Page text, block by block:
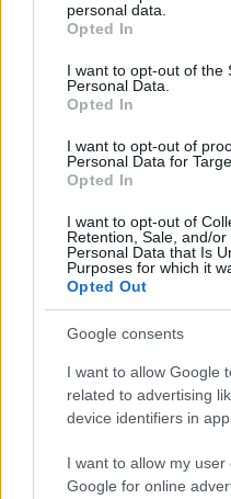
grant or deny consent to
use your data for below
consent section.
personal data.
Opted In
I want to opt-out of the
Personal Data.
Opted In
I want to opt-out of
Personal Data for
Opted In
I want to opt-out of
Retention, Sale, and/
Personal Data that Is
Purposes for which it
Opted Out
Google consents
I want to allow Google
related to advertising
device identifiers in
I want to allow my
Google for online
ΙΤΑΛΙΑ ΒΕΡΟΝΑ
BEST